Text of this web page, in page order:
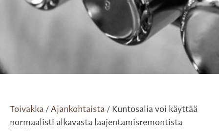
Toivakka / Ajankohtaista / Kuntosalia voi käyttää
normaalisti alkavasta laajentamisremontista